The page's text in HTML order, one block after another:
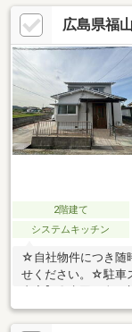
くのの仲介物件を取り扱っ
く、中古戸建、中古
す♪ ＨＰにもたく
問い合わせ頂けま
広島県福
2階建て
システムキッチン
☆自社物件につき随
せください。☆駐車
内容】〇水回り全
え 〇外壁塗装